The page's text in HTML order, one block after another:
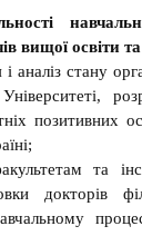
вищої освіти
аналіз стану
позитивних
та
докторів